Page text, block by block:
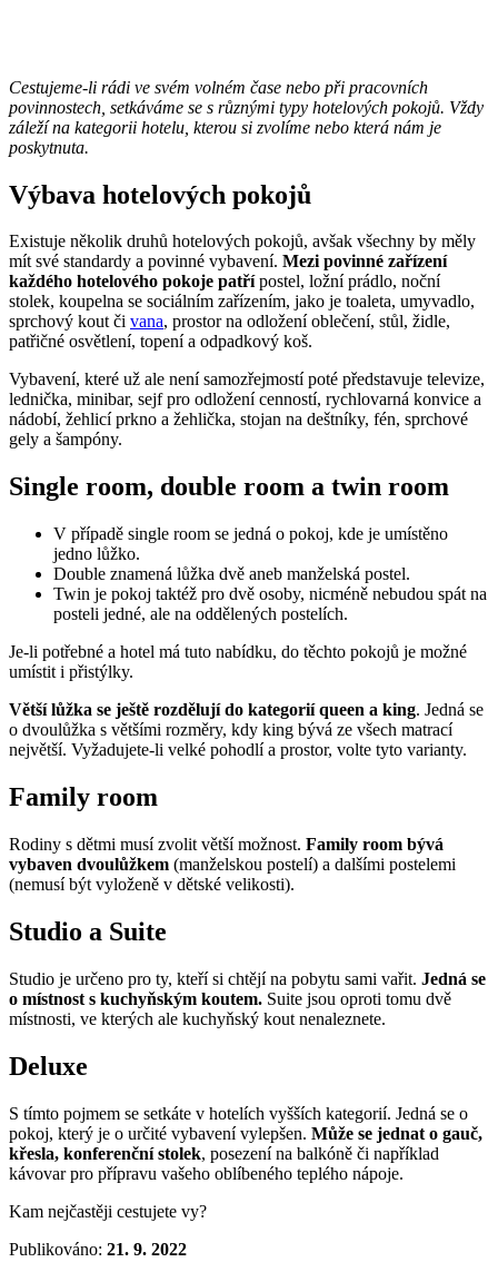
Cestujeme-li rádi ve svém volném čase nebo při pracovních
povinnostech, setkáváme se s různými typy hotelových pokojů. Vždy
záleží na kategorii hotelu, kterou si zvolíme nebo která nám je
poskytnuta.
Výbava hotelových pokojů
Existuje několik druhů hotelových pokojů, avšak všechny by měly
mít své standardy a povinné vybavení. Mezi povinné zařízení
každého hotelového pokoje patřípostel, ložní prádlo, noční
stolek, koupelna se sociálním zařízením, jako je toaleta, umyvadlo,
sprchový kout či vana, prostor na odložení oblečení, stůl, židle,
patřičné osvětlení, topení a odpadkový koš.
Vybavení, které už ale není samozřejmostí poté představuje televize,
lednička, minibar, sejf pro odložení cenností, rychlovarná konvice a
nádobí, žehlicí prkno a žehlička, stojan na deštníky, fén, sprchové
gely a šampóny.
Single room, double room a twin room
V případě single room se jedná o pokoj, kde je umístěno
jedno lůžko.
Double znamená lůžka dvě aneb manželská postel.
Twin je pokoj taktéž pro dvě osoby, nicméně nebudou spát na
posteli jedné, ale na oddělených postelích.
Je-li potřebné a hotel má tuto nabídku, do těchto pokojů je možné
umístit i přistýlky.
Větší lůžka se ještě rozdělují do kategorií queen a king. Jedná se
o dvoulůžka s většími rozměry, kdy king bývá ze všech matrací
největší. Vyžadujete-li velké pohodlí a prostor, volte tyto varianty.
Family room
Rodiny s dětmi musí zvolit větší možnost. Family room bývá
vybaven dvoulůžkem (manželskou postelí) a dalšími postelemi
(nemusí být vyloženě v dětské velikosti).
Studio a Suite
Studio je určeno pro ty, kteří si chtějí na pobytu sami vařit. Jedná se
o místnost s kuchyňským koutem. Suite jsou oproti tomu dvě
místnosti, ve kterých ale kuchyňský kout nenaleznete.
Deluxe
S tímto pojmem se setkáte v hotelích vyšších kategorií. Jedná se o
pokoj, který je o určité vybavení vylepšen. Může se jednat o gauč,
křesla, konferenční stolek, posezení na balkóně či například
kávovar pro přípravu vašeho oblíbeného teplého nápoje.
Kam nejčastěji cestujete vy?
Publikováno: 21. 9. 2022